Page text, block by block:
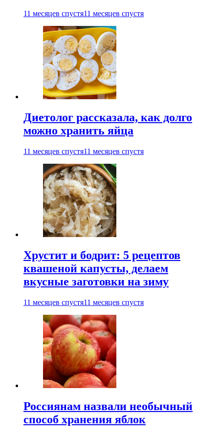
11 месяцев спустя11 месяцев спустя
Диетолог рассказала, как долго
можно хранить яйца
11 месяцев спустя11 месяцев спустя
Хрустит и бодрит: 5 рецептов
квашеной капусты, делаем
вкусные заготовки на зиму
11 месяцев спустя11 месяцев спустя
Россиянам назвали необычный
способ хранения яблок